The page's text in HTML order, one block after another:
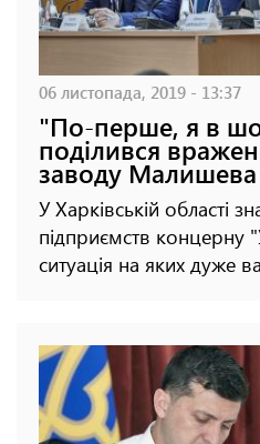
06 листопада, 2019 - 13:37
"По-перше, я в
поділився
заводу
У Харківській області
підприємств
ситуація на яких дуже